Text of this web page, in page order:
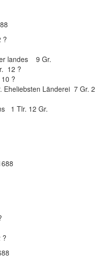
?
landes 9 Gr.
12 ?
?
Eheliebsten Länderei 7 Gr. 2
1 Tlr. 12 Gr.
?